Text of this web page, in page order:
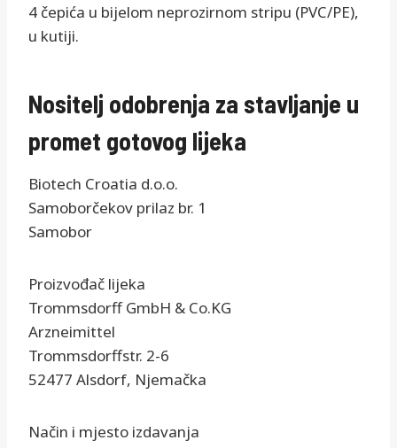
4 čepića u bijelom neprozirnom stripu (PVC/PE),
u kutiji.
Nositelj odobrenja za stavljanje u
promet gotovog lijeka
Biotech Croatia d.o.o.
Samoborčekov prilaz br. 1
Samobor
Proizvođač lijeka
Trommsdorff GmbH & Co.KG
Arzneimittel
Trommsdorffstr. 2-6
52477 Alsdorf, Njemačka
Način i mjesto izdavanja